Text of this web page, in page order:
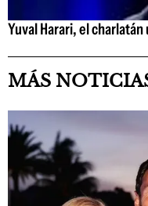
Yuval Harari, el
MÁS